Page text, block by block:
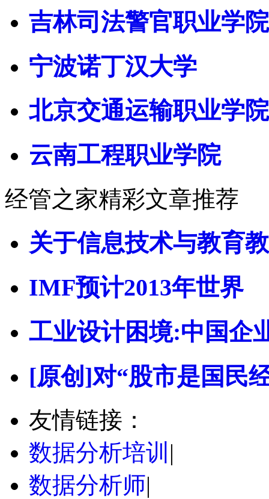
吉林司法警官职业学院
宁波诺丁汉大学
北京交通运输职业学院
云南工程职业学院
经管之家精彩文章推荐
关于信息技术与教育
IMF预计2013年世界
工业设计困境:中国企
[原创]对“股市是国民
友情链接：
数据分析培训 |
数据分析师|